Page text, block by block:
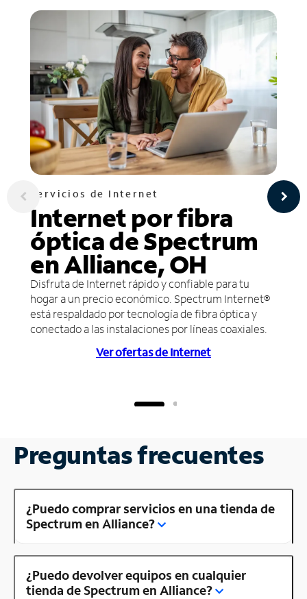
Servicios de Internet
Internet por fibra
óptica de Spectrum
en Alliance, OH
Disfruta de Internet rápido y confiable para tu
hogar a un precio económico. Spectrum Internet®
está respaldado por tecnología de fibra óptica y
conectado a las instalaciones por líneas coaxiales.
Ver ofertas de Internet
Preguntas frecuentes
¿Puedo comprar servicios en una tienda de
Spectrum en Alliance?
¿Puedo devolver equipos en cualquier
tienda de Spectrum en Alliance?